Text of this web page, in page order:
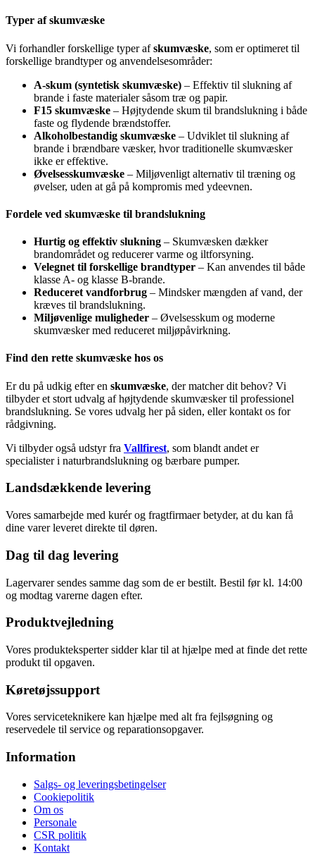
Typer af skumvæske
Vi forhandler forskellige typer afskumvæske, som er optimeret til
forskellige brandtyper og anvendelsesområder:
A-skum (syntetisk skumvæske) – Effektiv til slukning af
brande i faste materialer såsom træ og papir.
F15 skumvæske – Højtydende skum til brandslukning i både
faste og flydende brændstoffer.
Alkoholbestandig skumvæske – Udviklet til slukning af
brande i brændbare væsker, hvor traditionelle skumvæsker
ikke er effektive.
Øvelsesskumvæske – Miljøvenligt alternativ til træning og
øvelser, uden at gå på kompromis med ydeevnen.
Fordele ved skumvæske til brandslukning
Hurtig og effektiv slukning – Skumvæsken dækker
brandområdet og reducerer varme og iltforsyning.
Velegnet til forskellige brandtyper – Kan anvendes til både
klasse A- og klasse B-brande.
Reduceret vandforbrug – Mindsker mængden af vand, der
kræves til brandslukning.
Miljøvenlige muligheder – Øvelsesskum og moderne
skumvæsker med reduceret miljøpåvirkning.
Find den rette skumvæske hos os
Er du på udkig efter en skumvæske, der matcher dit behov? Vi
tilbyder et stort udvalg af højtydende skumvæsker til professionel
brandslukning. Se vores udvalg her på siden, eller kontakt os for
rådgivning.
Vi tilbyderogså udstyrfra Vallfirest, som blandt andet er
specialisteri naturbrandslukning og bærbare pumper.
Landsdækkende levering
Vores samarbejde med kurér og fragtfirmaer betyder, at du kan få
dine varer leveret direkte til døren.
Dag til dag levering
Lagervarer sendes samme dag som de er bestilt. Bestil før kl. 14:00
og modtag varerne dagen efter.
Produktvejledning
Vores produkteksperter sidder klar til at hjælpe med at finde det rette
produkt til opgaven.
Køretøjssupport
Vores serviceteknikere kan hjælpe med alt fra fejlsøgning og
reservedele til service og reparationsopgaver.
Information
Salgs- og leveringsbetingelser
Cookiepolitik
Om os
Personale
CSR politik
Kontakt